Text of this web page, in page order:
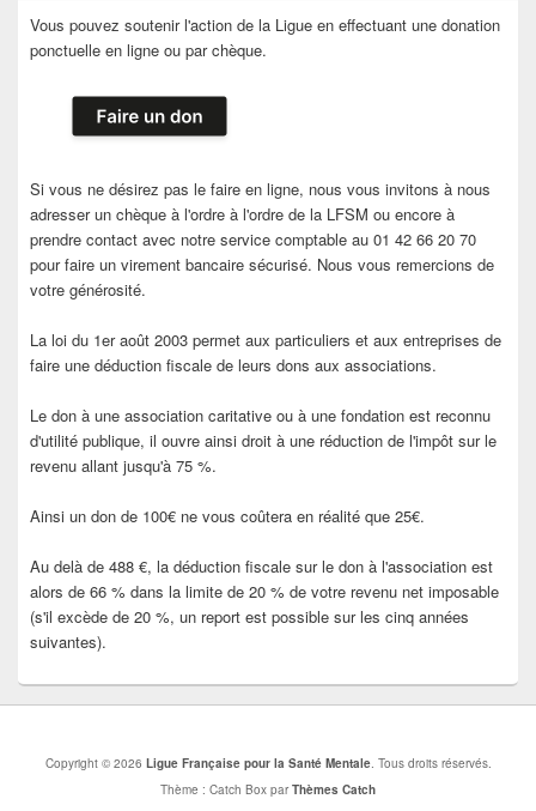
Vous pouvez soutenir l'action de la Ligue en effectuant une donation
ponctuelle en ligne ou par chèque.
Si vous ne désirez pas le faire en ligne, nous vous invitons à nous
adresser un chèque à l'ordre à l'ordre de la LFSM ou encore à
prendre contact avec notre service comptable au 01 42 66 20 70
pour faire un virement bancaire sécurisé. Nous vous remercions de
votre générosité.
La loi du 1er août 2003 permet aux particuliers et aux entreprises de
faire une déduction fiscale de leurs dons aux associations.
Le don à une association caritative ou à une fondation est reconnu
d'utilité publique, il ouvre ainsi droit à une réduction de l'impôt sur le
revenu allant jusqu'à 75 %.
Ainsi un don de 100€ ne vous coûtera en réalité que 25€.
Au delà de 488 €, la déduction fiscale sur le don à l'association est
alors de 66 % dans la limite de 20 % de votre revenu net imposable
(s'il excède de 20 %, un report est possible sur les cinq années
suivantes).
Copyright © 2026 Ligue Française pour la Santé Mentale. Tous droits réservés.
Thème : Catch Box parThèmes Catch